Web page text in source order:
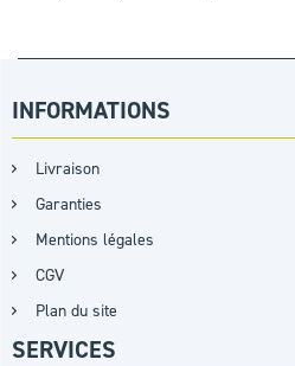
INFORMATIONS
Livraison
Garanties
Mentions légales
CGV
Plan du site
SERVICES